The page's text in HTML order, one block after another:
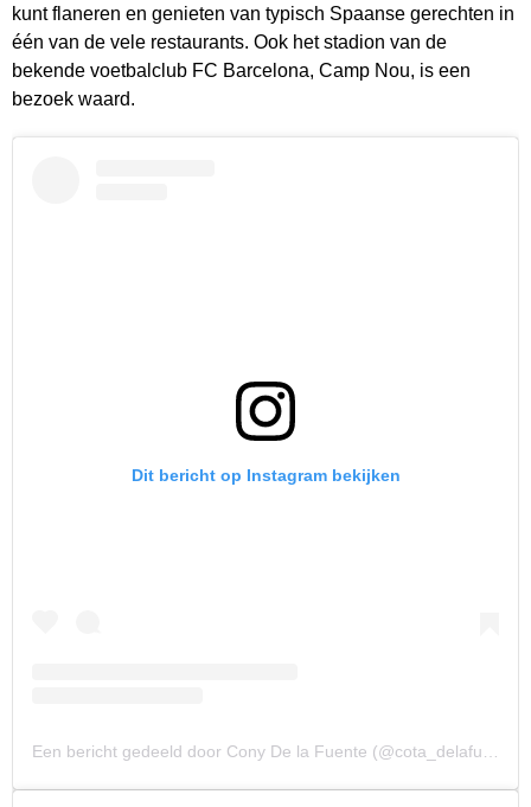
kunt flaneren en genieten van typisch Spaanse gerechten in
één van de vele restaurants. Ook het stadion van de
bekende voetbalclub FC Barcelona, Camp Nou, is een
bezoek waard.
Dit bericht op Instagram bekijken